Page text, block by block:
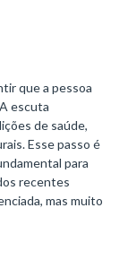
que a pessoa
escuta
de saúde,
Esse passo é
para
recentes
mas muito